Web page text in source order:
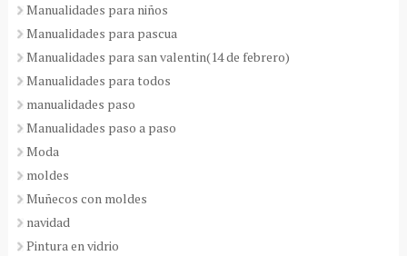
Manualidades para niños
Manualidades para pascua
Manualidades para san valentin(14 de febrero)
Manualidades para todos
manualidades paso
Manualidades paso a paso
Moda
moldes
Muñecos con moldes
navidad
Pintura en vidrio